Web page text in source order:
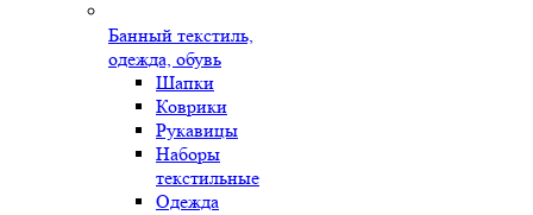
Банный текстиль,
одежда, обувь
Шапки
Коврики
Рукавицы
Наборы
текстильные
Одежда